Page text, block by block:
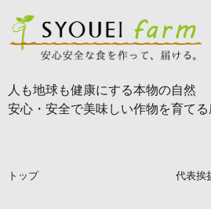
人も地球も健康にする本物の自然
安心・安全で美味しい作物を育て
トップ 代表挨